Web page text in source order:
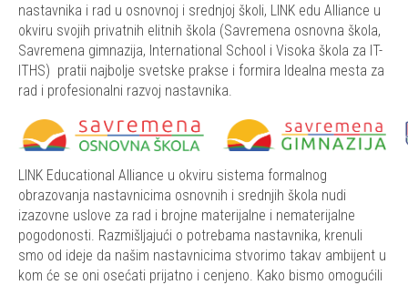
nastavnika i rad u osnovnoj i srednjoj školi, LINK edu Alliance u
okviru svojih privatnih elitnih škola (Savremena osnovna škola,
Savremena gimnazija, International School i Visoka škola za IT-
ITHS) pratii najbolje svetske prakse i formira Idealna mesta za
rad i profesionalni razvoj nastavnika.
LINK Educational Alliance u okviru sistema formalnog
obrazovanja nastavnicima osnovnih i srednjih škola nudi
izazovne uslove za rad i brojne materijalne i nematerijalne
pogodonosti. Razmišljajući o potrebama nastavnika, krenuli
smo od ideje da našim nastavnicima stvorimo takav ambijent u
kom će se oni osećati prijatno i cenjeno. Kako bismo omogućili